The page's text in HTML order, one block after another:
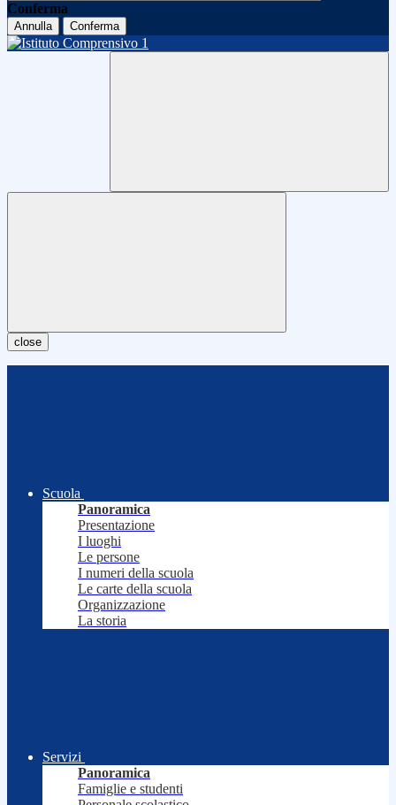
Conferma
Annulla Conferma
close
Scuola
Panoramica
Presentazione
I luoghi
Le persone
I numeri della scuola
Le carte della scuola
Organizzazione
La storia
Servizi
Panoramica
Famiglie e studenti